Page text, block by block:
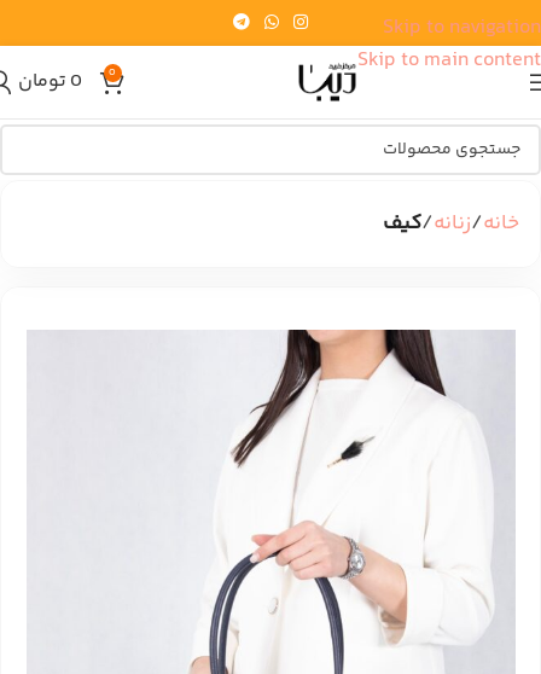
Skip to navigation
Skip to main content
0
0 تومان
خانه زنانه کیف